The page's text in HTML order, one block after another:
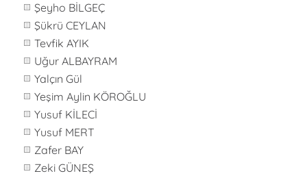
Şeyho BİLGEÇ
Şükrü CEYLAN
Tevfik AYIK
Uğur ALBAYRAM
Yalçın Gül
Yeşim Aylin KÖROĞLU
Yusuf KİLECİ
Yusuf MERT
Zafer BAY
Zeki GÜNEŞ